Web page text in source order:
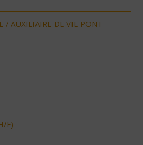
/ AUXILIAIRE DE VIE PONT-
F)